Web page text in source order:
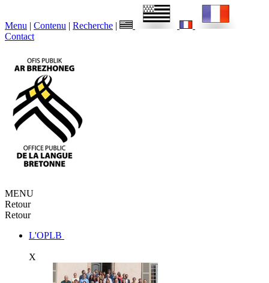
Menu | Contenu | Recherche |
Contact
MENU
Retour
Retour
L'OPLB
X